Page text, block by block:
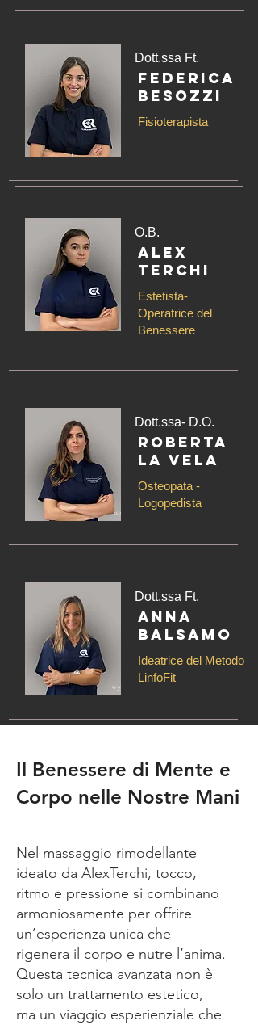
Dott.ssa Ft.
Federica
Besozzi
Fisioterapista
O.B.
Alex
Terchi
Estetista-
Operatrice del
Benessere
Dott.ssa- D.O.
Roberta
La Vela
Osteopata -
Logopedista
Dott.ssa Ft.
Anna
Balsamo
Ideatrice del Metodo
LinfoFit
Il Benessere di Mente e
Corpo nelle Nostre Mani
Nel massaggio rimodellante
ideato da AlexTerchi, tocco,
ritmo e pressione si combinano
armoniosamente per offrire
un’esperienza unica che
rigenera il corpo e nutre l’anima.
Questa tecnica avanzata non è
solo un trattamento estetico,
ma un viaggio esperienziale che